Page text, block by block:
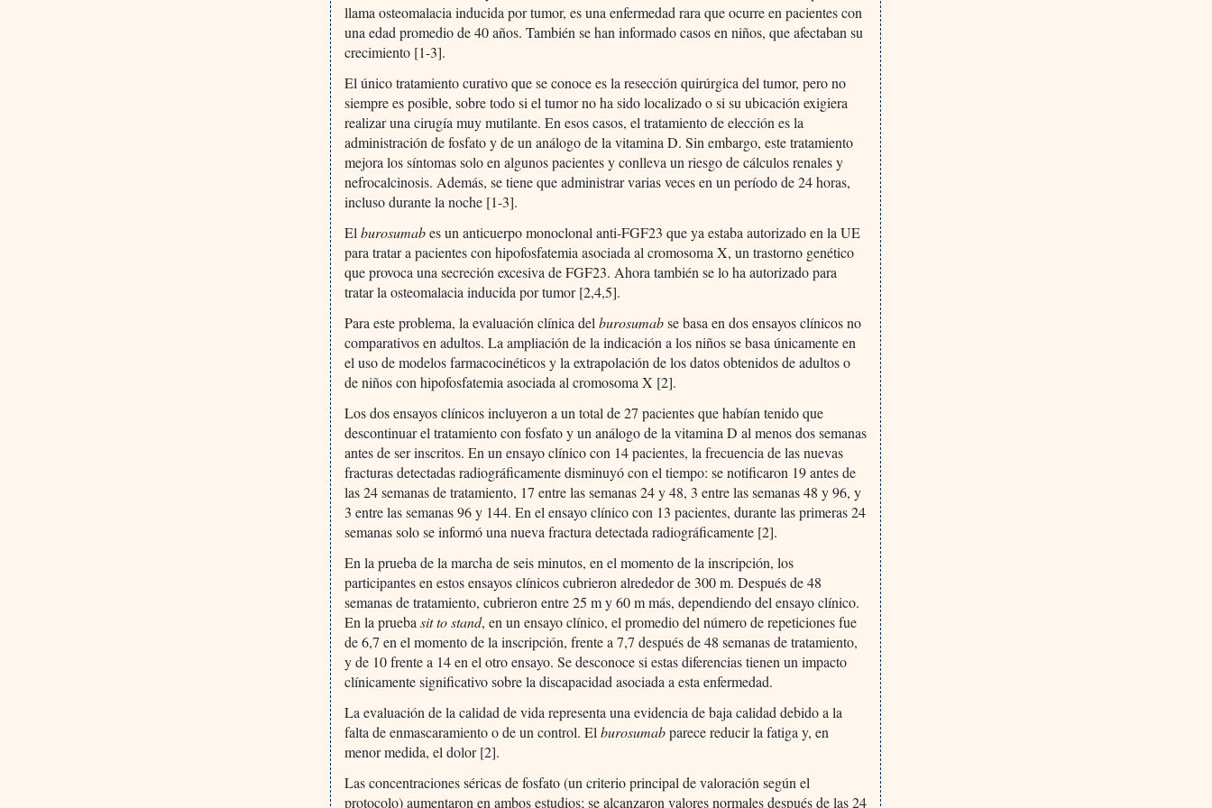
llama osteomalacia inducida por tumor, es una enfermedad rara que ocurre en pacientes con
una edad promedio de 40 años. También se han informado casos en niños, que afectaban su
crecimiento [1-3].
El único tratamiento curativo que se conoce es la resección quirúrgica del tumor, pero no
siempre es posible, sobre todo si el tumor no ha sido localizado o si su ubicación exigiera
realizar una cirugía muy mutilante. En esos casos, el tratamiento de elección es la
administración de fosfato y de un análogo de la vitamina D. Sin embargo, este tratamiento
mejora los síntomas solo en algunos pacientes y conlleva un riesgo de cálculos renales y
nefrocalcinosis. Además, se tiene que administrar varias veces en un período de 24 horas,
incluso durante la noche [1-3].
Elburosumabes un anticuerpo monoclonal anti-FGF23 que ya estaba autorizado en la UE
para tratar a pacientes con hipofosfatemia asociada al cromosoma X, un trastorno genético
que provoca una secreción excesiva de FGF23. Ahora también se lo ha autorizado para
tratar la osteomalacia inducida por tumor [2,4,5].
Para este problema, la evaluación clínica delburosumabse basa en dos ensayos clínicos no
comparativos en adultos. La ampliación de la indicación a los niños se basa únicamente en
el uso de modelos farmacocinéticos y la extrapolación de los datos obtenidos de adultos o
de niños con hipofosfatemia asociada al cromosoma X [2].
Los dos ensayos clínicos incluyeron a un total de 27 pacientes que habían tenido que
descontinuar el tratamiento con fosfato y un análogo de la vitamina D al menos dos semanas
antes de ser inscritos. En un ensayo clínico con 14 pacientes, la frecuencia de las nuevas
fracturas detectadas radiográficamente disminuyó con el tiempo: se notificaron 19 antes de
las 24 semanas de tratamiento, 17 entre las semanas 24 y 48, 3 entre las semanas 48 y 96, y
3 entre las semanas 96 y 144. En el ensayo clínico con 13 pacientes, durante las primeras 24
semanas solo se informó una nueva fractura detectada radiográficamente [2].
En la prueba de la marcha de seis minutos, en el momento de la inscripción, los
participantes en estos ensayos clínicos cubrieron alrededor de 300 m. Después de 48
semanas de tratamiento, cubrieron entre 25 m y 60 m más, dependiendo del ensayo clínico.
En la pruebasit to stand, en un ensayo clínico, el promedio del número de repeticiones fue
de 6,7 en el momento de la inscripción, frente a 7,7 después de 48 semanas de tratamiento,
y de 10 frente a 14 en el otro ensayo. Se desconoce si estas diferencias tienen un impacto
clínicamente significativo sobre la discapacidad asociada a esta enfermedad.
La evaluación de la calidad de vida representa una evidencia de baja calidad debido a la
falta de enmascaramiento o de un control. Elburosumabparece reducir la fatiga y, en
menor medida, el dolor [2].
Las concentraciones séricas de fosfato (un criterio principal de valoración según el
protocolo) aumentaron en ambos estudios; se alcanzaron valores normales después de las 24